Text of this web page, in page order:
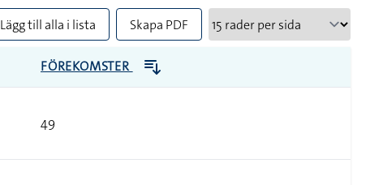
Lägg till alla i lista Skapa PDF
FÖREKOMSTER
49